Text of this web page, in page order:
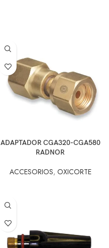
ADAPTADOR CGA320-CGA580
RADNOR
ACCESORIOS, OXICORTE